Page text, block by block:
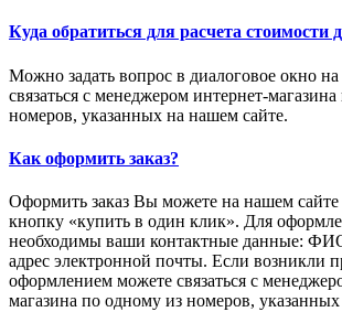
Куда обратиться для расчета стоимости
Можно задать вопрос в диалоговое окно
связаться с менеджером интернет-
номеров, указанных на нашем сайте.
Как оформить заказ?
Оформить заказ Вы можете на нашем сайте
кнопку «купить в один клик». Для
необходимы ваши контактные данные:
адрес электронной почты. Если возникли
оформлением можете связаться с
магазина по одному из номеров,